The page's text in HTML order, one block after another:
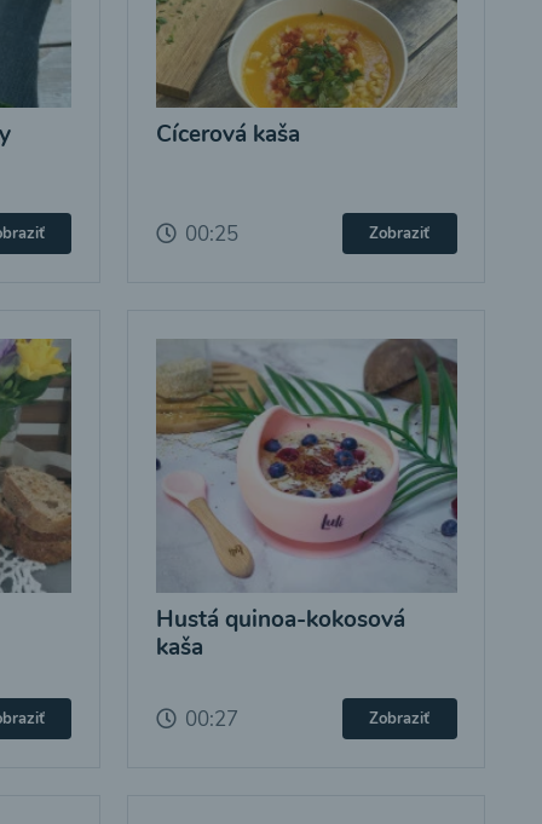
Cícerová kaša
00:25 Zobraziť
Hustá quinoa-kokosová
kaša
00:27 Zobraziť